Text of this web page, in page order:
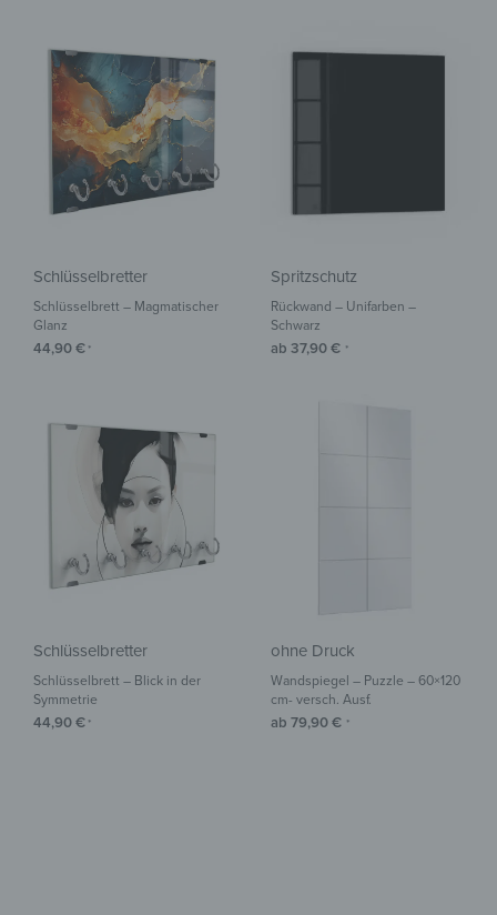
Schlüsselbretter
Schlüsselbrett – Magmatischer
Glanz
44,90€ *
Spritzschutz
Rückwand – Unifarben –
Schwarz
ab 37,90€ *
Schlüsselbretter
Schlüsselbrett – Blick in der
Symmetrie
44,90€ *
ohne Druck
Wandspiegel – Puzzle – 60×120
cm- versch. Ausf.
ab 79,90€ *